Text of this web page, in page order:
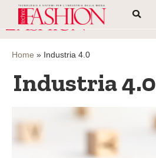
Home » Industria 4.0
Industria 4.0